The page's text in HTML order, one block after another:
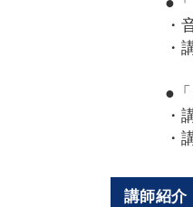
・
・
●
・
・
講師紹介